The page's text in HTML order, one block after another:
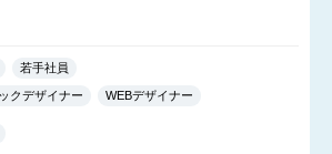
若手社員
クデザイナー WEBデザイナー